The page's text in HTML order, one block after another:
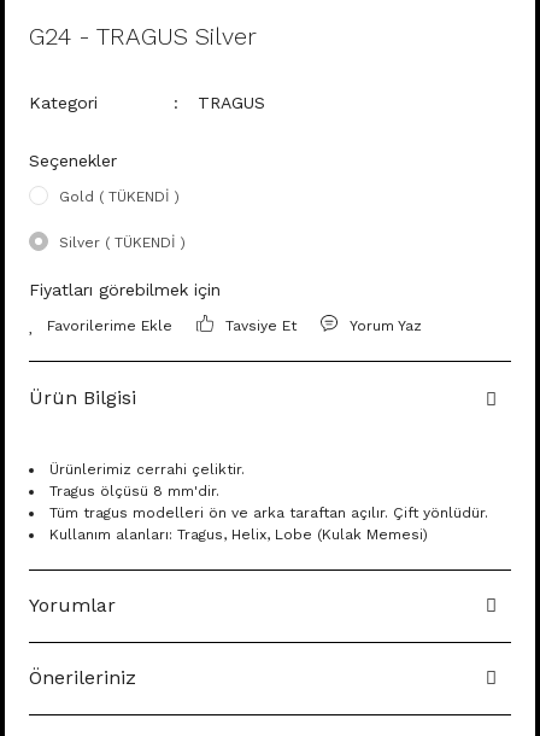
G24 - TRAGUS Silver
Kategori TRAGUS
Seçenekler
Gold ( TÜKENDİ )
Silver ( TÜKENDİ )
Fiyatları görebilmek için
Tavsiye Et Yorum Yaz
Ürün Bilgisi
Ürünlerimiz cerrahi çeliktir.
Tragus ölçüsü 8 mm'dir.
Tüm tragus modelleri ön ve arka taraftan açılır. Çift yönlüdür.
Kullanım alanları: Tragus, Helix, Lobe (Kulak Memesi)
Yorumlar
Önerileriniz